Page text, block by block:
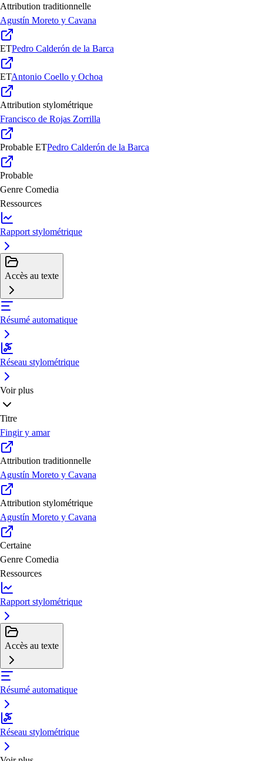
Attribution traditionnelle
Agustín Moreto y Cavana
ETPedro Calderón de la Barca
ETAntonio Coello y Ochoa
Attribution stylométrique
Francisco de Rojas Zorrilla
Probable ETPedro Calderón de la Barca
Probable
Genre Comedia
Ressources
Rapport stylométrique
Accès au texte
Résumé automatique
Réseau stylométrique
Voir plus
Titre
Fingir y amar
Attribution traditionnelle
Agustín Moreto y Cavana
Attribution stylométrique
Agustín Moreto y Cavana
Certaine
Genre Comedia
Ressources
Rapport stylométrique
Accès au texte
Résumé automatique
Réseau stylométrique